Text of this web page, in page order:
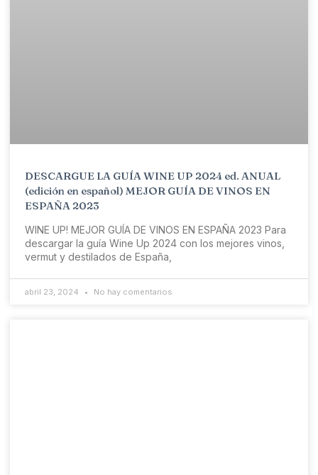
DESCARGUE LA GUÍA WINE UP 2024 ed. ANUAL
(edición en español) MEJOR GUÍA DE VINOS EN
ESPAÑA 2023
WINE UP! MEJOR GUÍA DE VINOS EN ESPAÑA 2023 Para
descargar la guía Wine Up 2024 con los mejores vinos,
vermut y destilados de España,
abril 23, 2024 No hay comentarios